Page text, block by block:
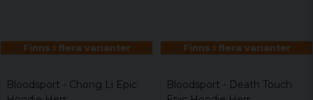
Finns i flera varianter
Bloodsport - Chong Li Epic
Finns i flera varianter
Bloodsport - Death Touch